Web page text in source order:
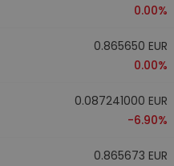
0.00%
0.865650 EUR
0.00%
0.087241000 EUR
-6.90%
0.865673 EUR